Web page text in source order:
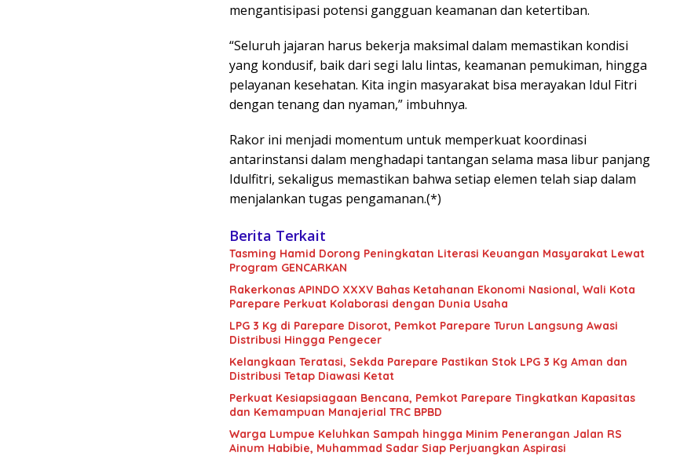
mengantisipasi potensi gangguan keamanan dan ketertiban.
“Seluruh jajaran harus bekerja maksimal dalam memastikan kondisi
yang kondusif, baik dari segi lalu lintas, keamanan pemukiman, hingga
pelayanan kesehatan. Kita ingin masyarakat bisa merayakan Idul Fitri
dengan tenang dan nyaman,” imbuhnya.
Rakor ini menjadi momentum untuk memperkuat koordinasi
antarinstansi dalam menghadapi tantangan selama masa libur panjang
Idulfitri, sekaligus memastikan bahwa setiap elemen telah siap dalam
menjalankan tugas pengamanan.(*)
Berita Terkait
Tasming Hamid Dorong Peningkatan Literasi Keuangan Masyarakat Lewat
Program GENCARKAN
Rakerkonas APINDO XXXV Bahas Ketahanan Ekonomi Nasional, Wali Kota
Parepare Perkuat Kolaborasi dengan Dunia Usaha
LPG 3 Kg di Parepare Disorot, Pemkot Parepare Turun Langsung Awasi
Distribusi Hingga Pengecer
Kelangkaan Teratasi, Sekda Parepare Pastikan Stok LPG 3 Kg Aman dan
Distribusi Tetap Diawasi Ketat
Perkuat Kesiapsiagaan Bencana, Pemkot Parepare Tingkatkan Kapasitas
dan Kemampuan Manajerial TRC BPBD
Warga Lumpue Keluhkan Sampah hingga Minim Penerangan Jalan RS
Ainum Habibie, Muhammad Sadar Siap Perjuangkan Aspirasi